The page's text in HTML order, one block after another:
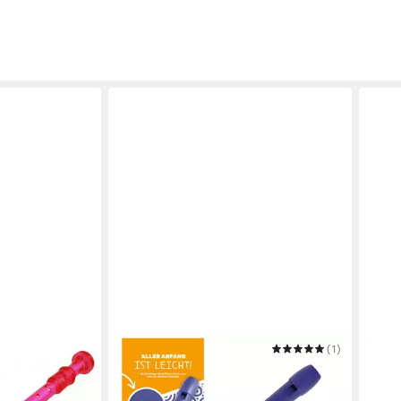
Pink
Blockflöte Pivella C-Sopran
Blockflöte - Aus Ahornholz mit Kopf
(1)